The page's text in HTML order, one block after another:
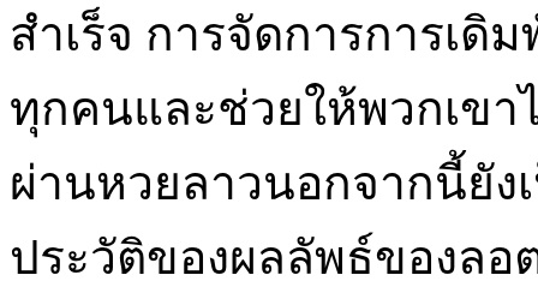
สำเร็จ การจัดการการเ
ทุกคนและช่วยให้พวกเขา
ผ่านหวยลาวนอกจากนี้ยั
ประวัติของผลลัพธ์ของล